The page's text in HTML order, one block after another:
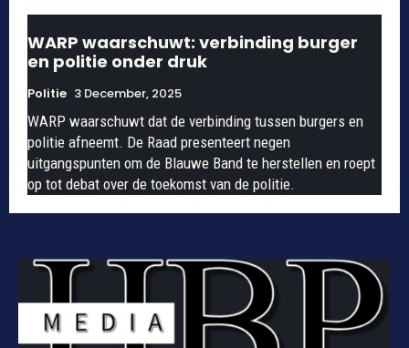
WARP waarschuwt: verbinding burger
en politie onder druk
Politie 3 December, 2025
WARP waarschuwt dat de verbinding tussen burgers en
politie afneemt. De Raad presenteert negen
uitgangspunten om de Blauwe Band te herstellen en roept
op tot debat over de toekomst van de politie.